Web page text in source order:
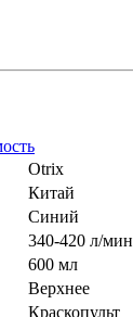
Otrix
Китай
Синий
340-420 л/мин
600 мл
Верхнее
Краскопульт